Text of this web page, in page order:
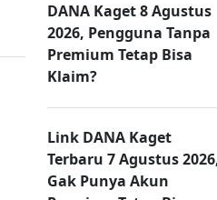
DANA Kaget 8 Agustus
2026, Pengguna Tanpa
Premium Tetap Bisa
Klaim?
Link DANA Kaget
Terbaru 7 Agustus
Gak Punya Akun